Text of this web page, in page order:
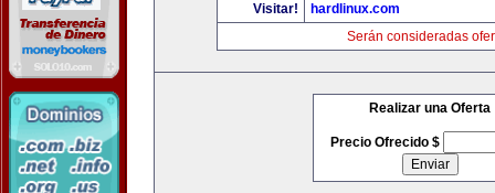
Visitar!
hardlinux.com
Serán consideradas
Realizar una Oferta
Precio Ofrecido $